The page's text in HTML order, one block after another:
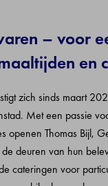
– voor
en
zich sinds maart
Met een passie
openen Thomas Bijl,
deuren van hun
cateringen voor